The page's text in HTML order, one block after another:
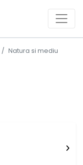
Natura si mediu